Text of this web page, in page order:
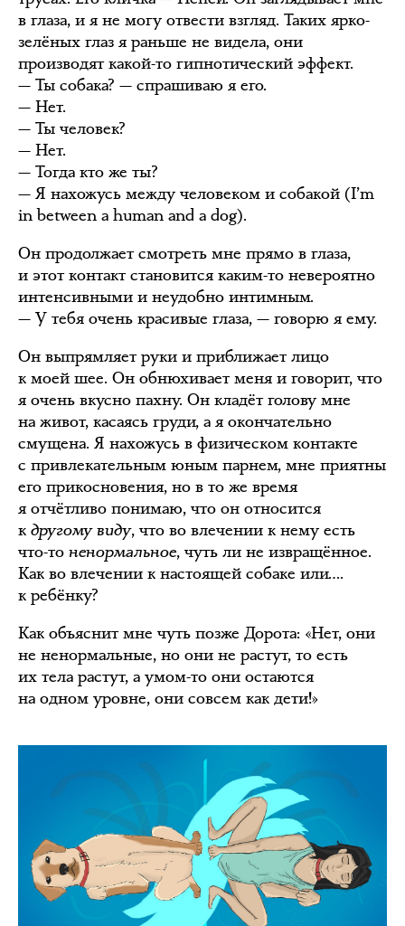
в глаза, и я не могу отвести взгляд. Таких ярко-
зелёных глаз я раньше не видела, они
производят какой-то гипнотический эффект.
— Ты собака? — спрашиваю я его.
— Нет.
— Ты человек?
— Нет.
— Тогда кто же ты?
— Я нахожусь между человеком и собакой (I’m
in between a human and a dog).
Он продолжает смотреть мне прямо в глаза,
и этот контакт становится каким-то невероятно
интенсивными и неудобно интимным.
— У тебя очень красивые глаза, — говорю я ему.
Он выпрямляет руки и приближает лицо
к моей шее. Он обнюхивает меня и говорит, что
я очень вкусно пахну. Он кладёт голову мне
на живот, касаясь груди, а я окончательно
смущена. Я нахожусь в физическом контакте
с привлекательным юным парнем, мне приятны
его прикосновения, но в то же время
я отчётливо понимаю, что он относится
к другому виду, что во влечении к нему есть
что-то ненормальное, чуть ли не извращённое.
Как во влечении к настоящей собаке или….
к ребёнку?
Как объяснит мне чуть позже Дорота: «Нет, они
не ненормальные, но они не растут, то есть
их тела растут, а умом-то они остаются
на одном уровне, они совсем как дети!»